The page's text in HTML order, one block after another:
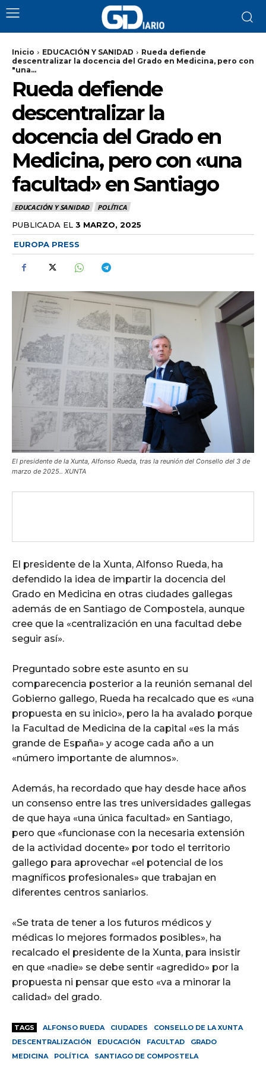
Inicio EDUCACIÓN Y SANIDAD
Rueda defiende
descentralizar la docencia del Grado en Medicina, pero con
"una...
Rueda defiende
descentralizar la
docencia del Grado en
Medicina, pero con «una
facultad» en Santiago
EDUCACIÓN Y SANIDAD POLÍTICA
PUBLICADA EL 3 MARZO, 2025
EUROPA PRESS
El presidente de la Xunta, Alfonso Rueda, tras la reunión del Consello del 3 de
marzo de 2025.. XUNTA
El presidente de la Xunta, Alfonso Rueda, ha
defendido la idea de impartir la docencia del
Grado en Medicina en otras ciudades gallegas
además de en Santiago de Compostela, aunque
cree que la «centralización en una facultad debe
seguir así».
Preguntado sobre este asunto en su
comparecencia posterior a la reunión semanal del
Gobierno gallego, Rueda ha recalcado que es «una
propuesta en su inicio», pero la ha avalado porque
la Facultad de Medicina de la capital «es la más
grande de España» y acoge cada año a un
«número importante de alumnos».
Además, ha recordado que hay desde hace años
un consenso entre las tres universidades gallegas
de que haya «una única facultad» en Santiago,
pero que «funcionase con la necesaria extensión
de la actividad docente» por todo el territorio
gallego para aprovechar «el potencial de los
magníficos profesionales» que trabajan en
diferentes centros saniarios.
«Se trata de tener a los futuros médicos y
médicas lo mejores formados posibles», ha
recalcado el presidente de la Xunta, para insistir
en que «nadie» se debe sentir «agredido» por la
propuesta ni pensar que esto «va a minorar la
calidad» del grado.
TAGS ALFONSO RUEDA CIUDADES
CONSELLO DE LA XUNTA
DESCENTRALIZACIÓN
EDUCACIÓN FACULTAD
GRADO
MEDICINA
POLÍTICA SANTIAGO DE COMPOSTELA